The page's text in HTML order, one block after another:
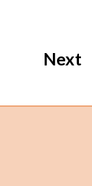
Next